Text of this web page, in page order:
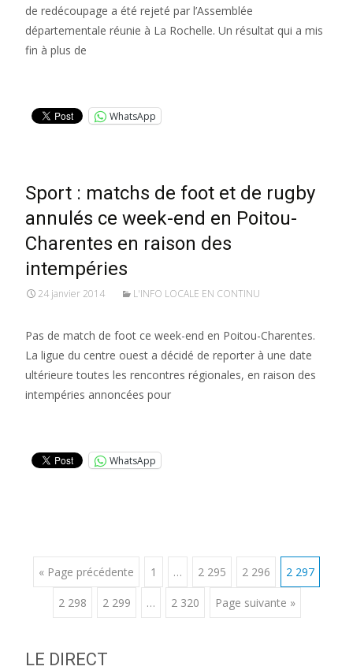
de redécoupage a été rejeté par l’Assemblée
départementale réunie à La Rochelle. Un résultat qui a mis
fin à plus de
WhatsApp
Sport : matchs de foot et de rugby
annulés ce week-end en Poitou-
Charentes en raison des
intempéries
24 janvier 2014 L'INFO LOCALE EN CONTINU
Pas de match de foot ce week-end en Poitou-Charentes.
La ligue du centre ouest a décidé de reporter à une date
ultérieure toutes les rencontres régionales, en raison des
intempéries annoncées pour
WhatsApp
Posts
navigation
« Page précédente 1 … 2 295 2 296 2 297
2 298 2 299 … 2 320 Page suivante »
LE DIRECT